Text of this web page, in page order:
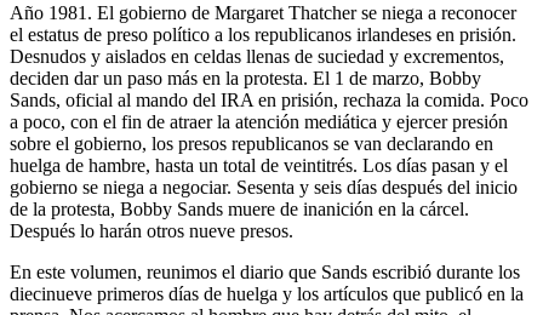
Año 1981. El gobierno de Margaret Thatcher se niega a reconocer
el estatus de preso político a los republicanos irlandeses en prisión.
Desnudos y aislados en celdas llenas de suciedad y excrementos,
deciden dar un paso más en la protesta. El 1 de marzo, Bobby
Sands, oficial al mando del IRA en prisión, rechaza la comida. Poco
a poco, con el fin de atraer la atención mediática y ejercer presión
sobre el gobierno, los presos republicanos se van declarando en
huelga de hambre, hasta un total de veintitrés. Los días pasan y el
gobierno se niega a negociar. Sesenta y seis días después del inicio
de la protesta, Bobby Sands muere de inanición en la cárcel.
Después lo harán otros nueve presos.
En este volumen, reunimos el diario que Sands escribió durante los
diecinueve primeros días de huelga y los artículos que publicó en la